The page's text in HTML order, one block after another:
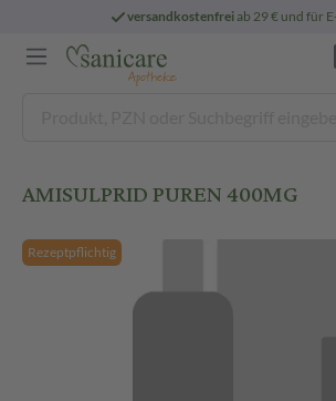
versandkostenfreiab 29 € und für
AMISULPRID PUREN 400MG
Rezeptpflichtig